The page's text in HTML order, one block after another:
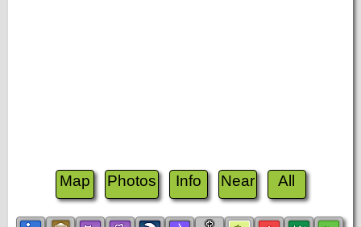
Map Photos Info Near All